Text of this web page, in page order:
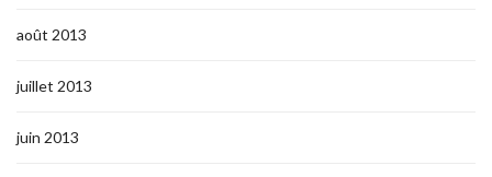
août 2013
juillet 2013
juin 2013